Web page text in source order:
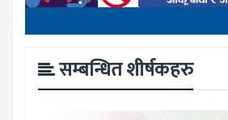
सम्बन्धित शीर्षकहरु